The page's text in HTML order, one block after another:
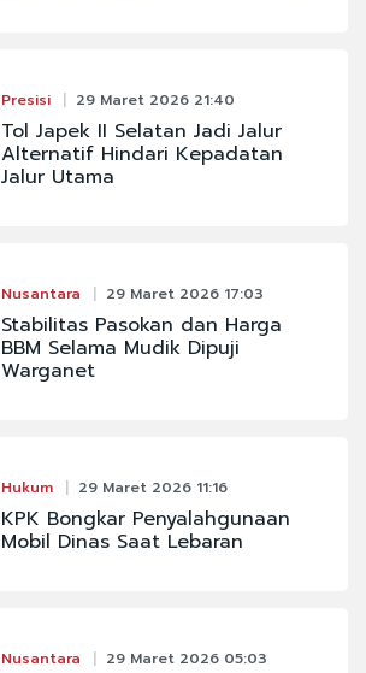
Presisi 29 Maret 2026 21:40
Tol Japek II Selatan Jadi Jalur
Alternatif Hindari Kepadatan
Jalur Utama
Nusantara 29 Maret 2026 17:03
Stabilitas Pasokan dan Harga
BBM Selama Mudik Dipuji
Warganet
Hukum 29 Maret 2026 11:16
KPK Bongkar Penyalahgunaan
Mobil Dinas Saat Lebaran
Nusantara 29 Maret 2026 05:03